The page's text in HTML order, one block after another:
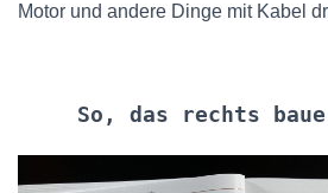
Motor und andere Dinge mit Kabel
So, das rechts